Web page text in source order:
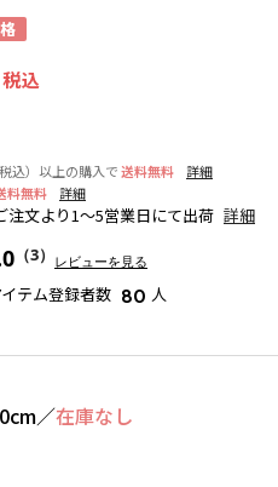
込）以上の購入で送料無料
詳細
料無料 詳細
注文より1～5営業日にて出荷 詳細
（3） レビューを見る
テム登録者数 80 人
税込
／在庫なし